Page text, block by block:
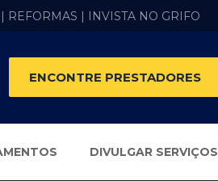
REFORMAS | INVISTA NO GRIFO
ENCONTRE PRESTADORES
DIVULGAR SERVIÇOS